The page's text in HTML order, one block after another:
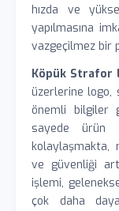
hızda ve
yapılmasına
vazgeçilmez bir
Köpük Strafor
üzerlerine logo,
önemli bilgiler
sayede ürün
kolaylaşmakta,
ve güvenliği
işlemi,
çok daha